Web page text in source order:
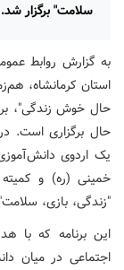
سلامت" برگزار شد.
به گزارش روابط
استان کرمانشاه،
حال خوش زندگی"،
حال برگزاری است.
یک اردوی
خمینی (ره) و
"زندگی، بازی،
این برنامه که با
اجتماعی در میان